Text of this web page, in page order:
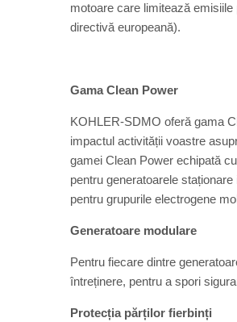
motoare care limitează
directivă europeană).
Gama Clean Power
KOHLER-SDMO oferă gama
impactul activității voastre
gamei Clean Power echipată
pentru generatoarele
pentru grupurile electrogene
Generatoare modulare
Pentru fiecare dintre
întreținere, pentru a spori
Protecția părților fierbinți